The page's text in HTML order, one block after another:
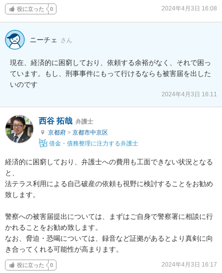
役に立った 0 2024年4月3日 16:08
ニーチェ さん
現在、経済的に困窮しており、依頼する余裕がなく、それで困っ
ています。もし、刑事事件にもって行けるならも被害届を出した
いのです
2024年4月3日 16:11
西谷 拓哉 弁護士
京都府 > 京都市中京区
借金・債務整理に注力する弁護士
経済的に困窮しており、弁護士への費用も工面できない状況となる
と、
法テラス利用による自己破産の依頼も視野に検討することをお勧め
致します。
警察への被害届提出については、まずはご自身で警察署に相談に行
かれることをお勧め致します。
なお、脅迫・恐喝については、録音など証拠があるとより真剣に向
き合ってくれる可能性が高まります。
役に立った 0 2024年4月3日 16:17